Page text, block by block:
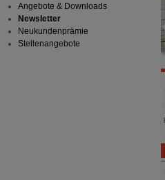
Angebote & Downloads
Newsletter
Neukundenprämie
Stellenangebote